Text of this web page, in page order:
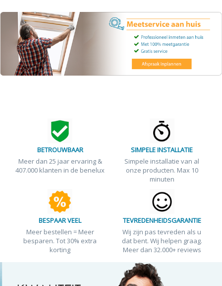
BETROUWBAAR
Meer dan 25 jaar ervaring &
407.000 klanten in de benelux
SIMPELE INSTALLATIE
Simpele installatie van al
onze producten. Max 10
minuten
BESPAAR VEEL
Meer bestellen = Meer
besparen. Tot 30% extra
korting
TEVREDENHEIDSGARANTIE
Wij zijn pas tevreden als u
dat bent. Wij helpen graag.
Meer dan 32.000+ reviews